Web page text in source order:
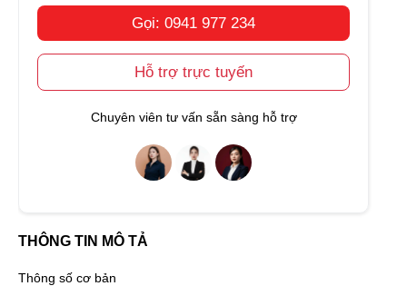
Gọi: 0941 977 234
Hỗ trợ trực tuyến
Chuyên viên tư vấn sẵn sàng hỗ trợ
THÔNG TIN MÔ TẢ
Thông số cơ bản